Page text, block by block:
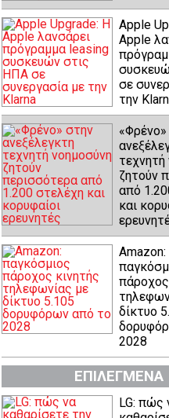
Apple
Apple
σε
την
ζητούν
από
και
Amazon:
πάροχος
δίκτυο
2028
ΕΠΙΛΕΓΜΕΝΑ
LG: πώς